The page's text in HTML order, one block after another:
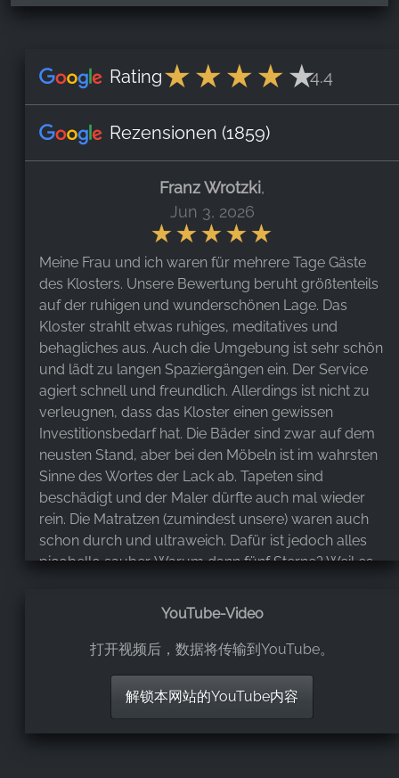
Rating 4.4
Rezensionen (1859)
Franz Wrotzki,
Jun 3, 2026
Meine Frau und ich waren für mehrere Tage Gäste
des Klosters. Unsere Bewertung beruht größtenteils
auf der ruhigen und wunderschönen Lage. Das
Kloster strahlt etwas ruhiges, meditatives und
behagliches aus. Auch die Umgebung ist sehr schön
und lädt zu langen Spaziergängen ein. Der Service
agiert schnell und freundlich. Allerdings ist nicht zu
verleugnen, dass das Kloster einen gewissen
Investitionsbedarf hat. Die Bäder sind zwar auf dem
neusten Stand, aber bei den Möbeln ist im wahrsten
Sinne des Wortes der Lack ab. Tapeten sind
beschädigt und der Maler dürfte auch mal wieder
rein. Die Matratzen (zumindest unsere) waren auch
schon durch und ultraweich. Dafür ist jedoch alles
picobello sauber. Warum dann fünf Sterne? Weil es
Wohl fühlt. Wir werden bestimmt nochmals Gast
Matratzen neu 😉.
Ellen Waßmann,
Jun 3, 2026
YouTube-Video
打开视频后，数据将传输到YouTube。
解锁本网站的YouTube内容